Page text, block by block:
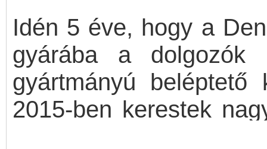
Idén 5 éve, hogy a
gyárába a dolgozók
gyártmányú
2015-ben kerestek